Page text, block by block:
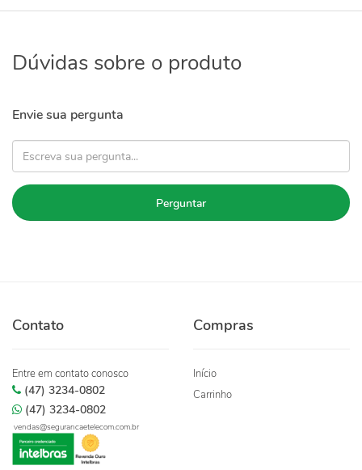
Dúvidas sobre o produto
Envie sua pergunta
Perguntar
Contato
Entre em contato conosco
(47) 3234-0802
(47) 3234-0802
vendas@segurancaetelecom.com.br
Compras
Início
Carrinho